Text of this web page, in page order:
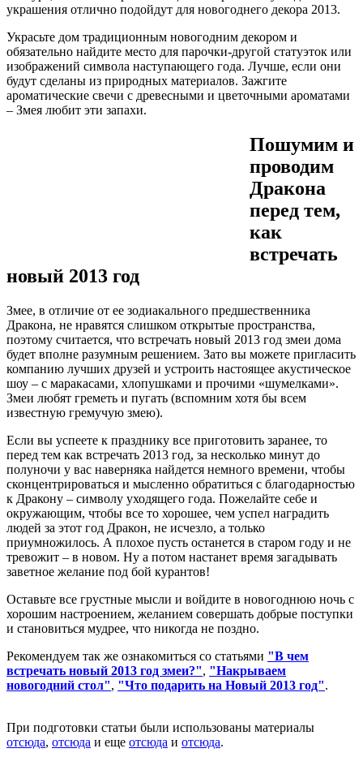
украшения отлично подойдут для новогоднего декора 2013.
Украсьте дом традиционным новогодним декором и
обязательно найдите место для парочки-другой статуэток или
изображений символа наступающего года. Лучше, если они
будут сделаны из природных материалов. Зажгите
ароматические свечи с древесными и цветочными ароматами
– Змея любит эти запахи.
Пошумим и
проводим
Дракона
перед тем,
как
встречать
новый 2013 год
Змее, в отличие от ее зодиакального предшественника
Дракона, не нравятся слишком открытые пространства,
поэтому считается, что встречать новый 2013 год змеи дома
будет вполне разумным решением. Зато вы можете пригласить
компанию лучших друзей и устроить настоящее акустическое
шоу – с маракасами, хлопушками и прочими «шумелками».
Змеи любят греметь и пугать (вспомним хотя бы всем
известную гремучую змею).
Если вы успеете к празднику все приготовить заранее, то
перед тем как встречать 2013 год, за несколько минут до
полуночи у вас наверняка найдется немного времени, чтобы
сконцентрироваться и мысленно обратиться с благодарностью
к Дракону – символу уходящего года. Пожелайте себе и
окружающим, чтобы все то хорошее, чем успел наградить
людей за этот год Дракон, не исчезло, а только
приумножилось. А плохое пусть останется в старом году и не
тревожит – в новом. Ну а потом настанет время загадывать
заветное желание под бой курантов!
Оставьте все грустные мысли и войдите в новогоднюю ночь с
хорошим настроением, желанием совершать добрые поступки
и становиться мудрее, что никогда не поздно.
Рекомендуем так же ознакомиться со статьями "В чем
встречать новый 2013 год змеи?", "Накрываем
новогодний стол", "Что подарить на Новый 2013 год".
При подготовки статьи были использованы материалы
отсюда, отсюда и еще отсюда и отсюда.